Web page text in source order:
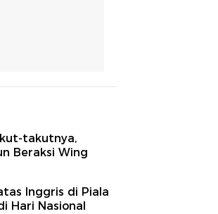
takutnya,
Beraksi Wing
Inggris di Piala
Hari Nasional